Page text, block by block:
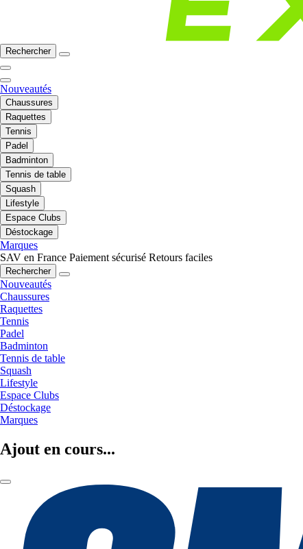
Rechercher
Nouveautés
Chaussures
Raquettes
Tennis
Padel
Badminton
Tennis de table
Squash
Lifestyle
Espace Clubs
Déstockage
Marques
SAV en France Paiement sécurisé Retours faciles
Rechercher
Nouveautés
Chaussures
Raquettes
Tennis
Padel
Badminton
Tennis de table
Squash
Lifestyle
Espace Clubs
Déstockage
Marques
Ajout en cours...